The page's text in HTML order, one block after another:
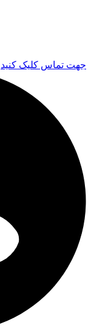
جهت تماس کلیک کنید